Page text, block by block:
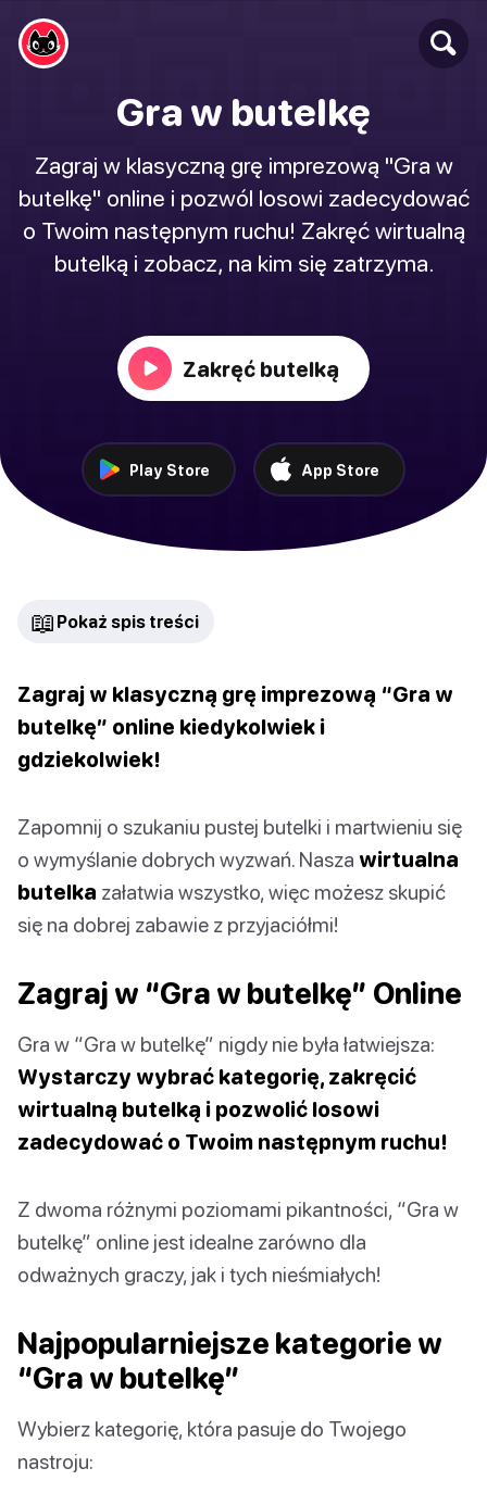
Gra w butelkę
Zagraj w klasyczną grę imprezową "Gra w
butelkę" online i pozwól losowi zadecydować
o Twoim następnym ruchu! Zakręć wirtualną
butelką i zobacz, na kim się zatrzyma.
Zakręć butelką
Play Store App Store
📖 Pokaż spis treści
Zagraj w klasyczną grę imprezową “Gra w
butelkę” online kiedykolwiek i
gdziekolwiek!
Zapomnij o szukaniu pustej butelki i martwieniu się
o wymyślanie dobrych wyzwań. Nasza wirtualna
butelka załatwia wszystko, więc możesz skupić
się na dobrej zabawie z przyjaciółmi!
Zagraj w “Gra w butelkę” Online
Gra w “Gra w butelkę” nigdy nie była łatwiejsza:
Wystarczy wybrać kategorię, zakręcić
wirtualną butelką i pozwolić losowi
zadecydować o Twoim następnym ruchu!
Z dwoma różnymi poziomami pikantności, “Gra w
butelkę” online jest idealne zarówno dla
odważnych graczy, jak i tych nieśmiałych!
Najpopularniejsze kategorie w
“Gra w butelkę”
Wybierz kategorię, która pasuje do Twojego
nastroju: